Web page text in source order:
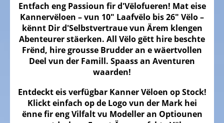
Vëloen
Mountainbikes,
MTB
Touren
Vëloen
Offroad
Entfach eng Passioun fir d'Vëlofueren! Mat eise
Kannervëloen – vun 10" Laafvëlo bis 26" Vëlo –
kënnt Dir d'Selbstvertraue vun Ärem klengen
Abenteurer stäerken. All Vëlo gëtt hire beschte
Frënd, hire grousse Brudder an e wäertvollen
Deel vun der Famill. Spaass an Aventuren
waarden!
Entdeckt eis verfügbar Kanner Vëloen op Stock!
Klickt einfach op de Logo vun der Mark hei
ënne fir eng Vilfalt vu Modeller an Optiounen